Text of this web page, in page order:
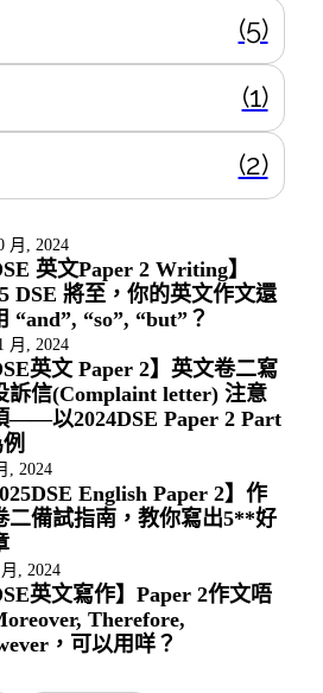
(5)
(1)
(2)
月, 2024
英文Paper 2 Writing】
DSE 將至，你的英文作文還
“and”, “so”, “but”？
月, 2024
英文 Paper 2】英文卷二寫
訴信(Complaint letter) 注意
——以2024DSE Paper 2 Part
, 2024
English Paper 2】作
二備試指南，教你寫出5**好
, 2024
英文寫作】Paper 2作文唔
Therefore,
，可以用咩？